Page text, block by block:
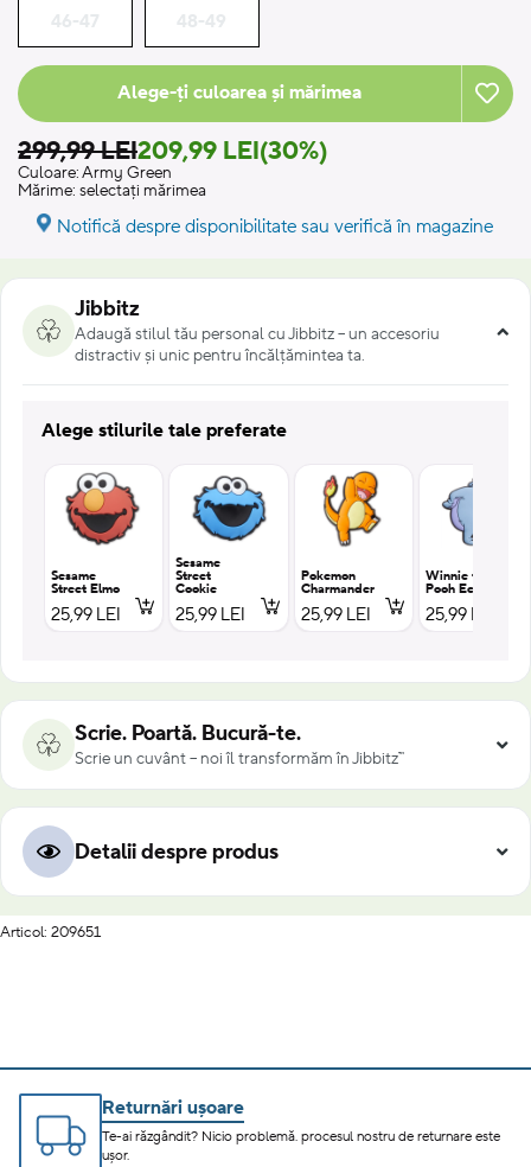
46-47 48-49
Alege-ți culoarea și mărimea
299,99 LEI209,99 LEI(30%)
Culoare:Army Green
Mărime: selectați mărimea
Notifică despre disponibilitate sau verifică în magazine
Jibbitz
Adaugă stilul tău personal cu Jibbitz – un accesoriu
distractiv și unic pentru încălțămintea ta.
Alege stilurile tale preferate
Sesame
Street Elmo
25,99 LEI
Sesame
Street
Cookie
25,99 LEI
Pokemon
Charmander
25,99 LEI
Winnie the
Pooh Eeyore
25,99 LEI
Scrie. Poartă. Bucură-te.
Scrie un cuvânt – noi îl transformăm în Jibbitz™
Detalii despre produs
Articol: 209651
Returnări ușoare
Te-ai răzgândit? Nicio problemă. procesul nostru de returnare este
ușor.